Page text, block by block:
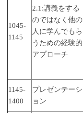
1045-
1145
2.1:講義をする
のではなく他の
人に学んでもら
うための経験的
アプローチ
1145-
1400
プレゼンテーシ
ョン